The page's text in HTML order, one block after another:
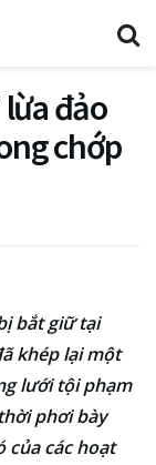
lừa đảo
chớp
bắt giữ tại
khép lại một
lưới tội phạm
phơi bày
của các hoạt